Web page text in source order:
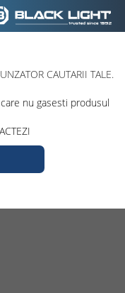
CAUTARII TALE.
nu gasesti produsul